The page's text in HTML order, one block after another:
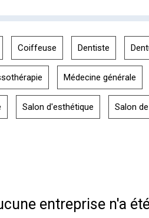
Coiffeuse Dentiste
Médecine générale
Salon d'esthétique Salon
entreprise n'a